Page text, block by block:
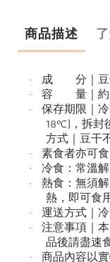
商品描述
· 成 分｜豆干
· 容 量｜約
· 保存期限｜
18°C) ，拆
方式｜豆干
· 素食者亦可食
· 冷食：常溫解
·
熱食：無須
熱，即可食
· 運送方式｜冷
· 注意事項｜
品後請盡速
· 商品內容以